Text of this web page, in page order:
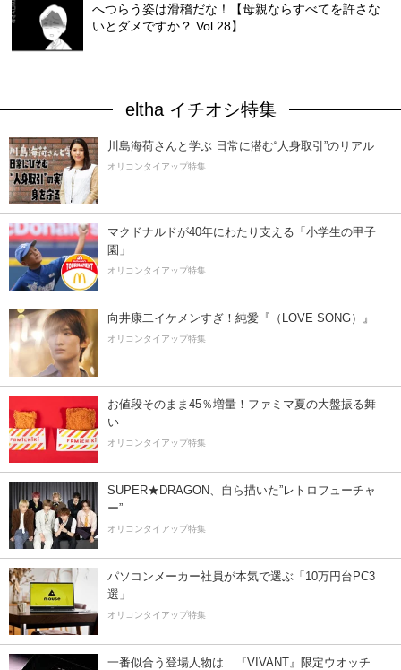
へつらう姿は滑稽だな！【母親ならすべてを許さな
いとダメですか？ Vol.28】
eltha イチオシ特集
川島海荷さんと学ぶ 日常に潜む“人身取引”のリアル
オリコンタイアップ特集
マクドナルドが40年にわたり支える「小学生の甲子
園」
オリコンタイアップ特集
向井康二イケメンすぎ！純愛『（LOVE SONG）』
オリコンタイアップ特集
お値段そのまま45％増量！ファミマ夏の大盤振る舞
い
オリコンタイアップ特集
SUPER★DRAGON、自ら描いた”レトロフューチャ
ー”
オリコンタイアップ特集
パソコンメーカー社員が本気で選ぶ「10万円台PC3
選」
オリコンタイアップ特集
一番似合う登場人物は…『VIVANT』限定ウオッチ